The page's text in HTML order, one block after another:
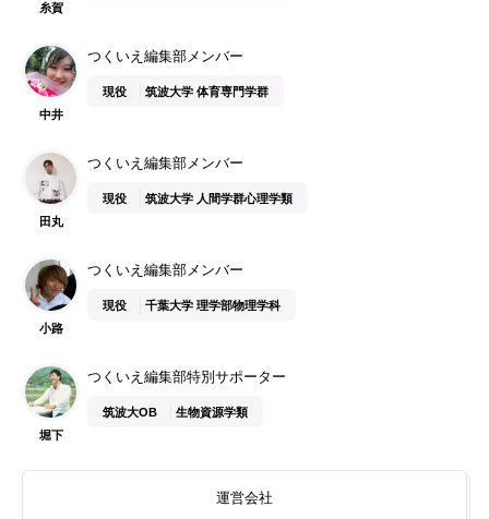
糸賀
中井
つくいえ編集部メンバー
現役 筑波大学 体育専門学群
田丸
つくいえ編集部メンバー
現役 筑波大学 人間学群心理学類
小路
つくいえ編集部メンバー
現役 千葉大学 理学部物理学科
堀下
つくいえ編集部特別サポーター
筑波大OB 生物資源学類
運営会社